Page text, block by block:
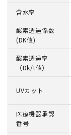
含水率
酸素透過係数
(DK値)
酸素透過率
（Dk/t値）
UVカット
医療機器承認
番号